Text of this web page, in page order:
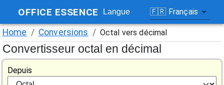
OFFICE ESSENCE Langue 🇫🇷 Français
Home / Conversions / Octal vers décimal
Convertisseur octal en décimal
Depuis